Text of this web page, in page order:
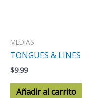
MEDIAS
TONGUES & LINES
$9.99
Añadir al carrito